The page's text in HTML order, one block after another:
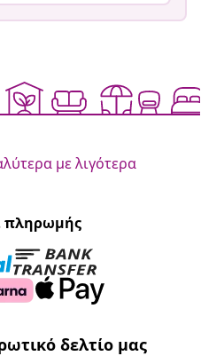
με λιγότερα
πληρωμής
δελτίο μας